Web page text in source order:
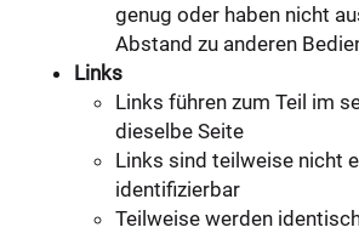
genug oder haben nicht
Abstand zu anderen
Links
Links führen zum Teil im
dieselbe Seite
Links sind teilweise nicht
identifizierbar
Teilweise werden